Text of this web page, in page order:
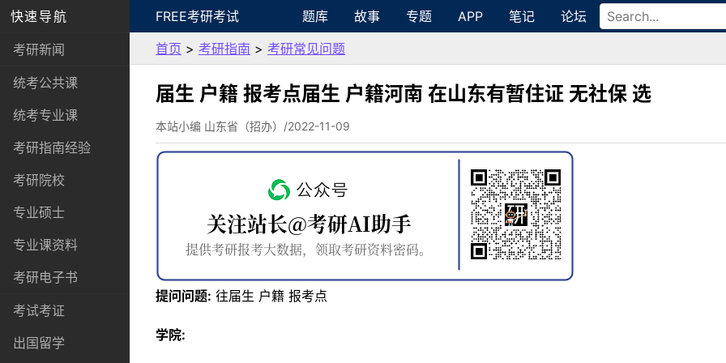
快速导航
考研新闻
统考公共课
统考专业课
考研指南经验
考研院校
专业硕士
专业课资料
考研电子书
考试考证
出国留学
FREE考研考试 题库 故事 专题 APP 笔记 论坛
首页 > 考研指南 > 考研常见问题
届生 户籍 报考点届生 户籍河南 在山东有暂住证 无社保 选
本站小编 山东省（招办）/2022-11-09
提问问题: 往届生 户籍 报考点
学院: